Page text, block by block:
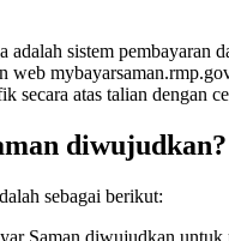
sistem pembayaran
secara atas talian dengan
diwujudkan?
sebagai berikut:
Saman diwujudkan untuk